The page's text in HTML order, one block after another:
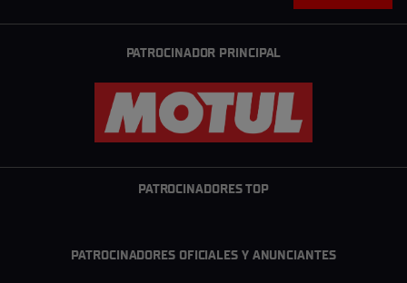
PATROCINADOR PRINCIPAL
PATROCINADORES TOP
PATROCINADORES OFICIALES Y ANUNCIANTES